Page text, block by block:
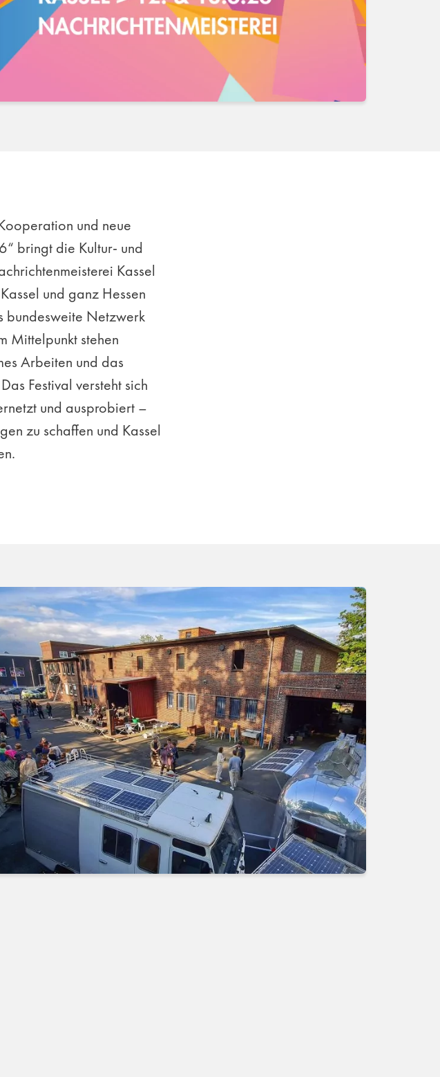
und neue
bringt die Kultur- und
Kassel
und ganz Hessen
bundesweite Netzwerk
Mittelpunkt stehen
Arbeiten und das
Festival versteht sich
und ausprobiert –
zu schaffen und Kassel